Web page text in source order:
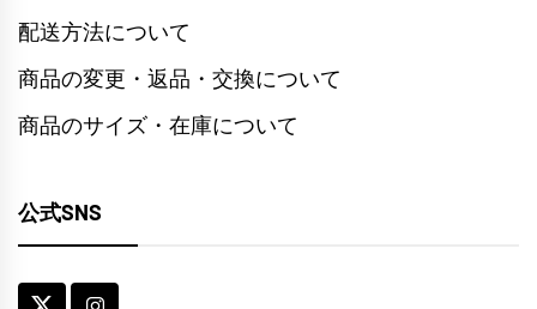
配送方法について
商品の変更・返品・交換について
商品のサイズ・在庫について
公式SNS